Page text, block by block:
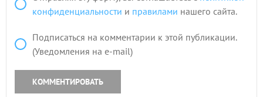
конфиденциальности и правилами нашего сайта.
Подписаться на комментарии к этой публикации.
(Уведомления на e-mail)
КОММЕНТИРОВАТЬ